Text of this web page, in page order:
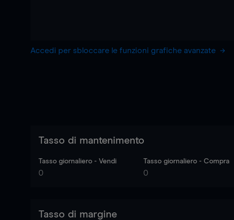
Accedi per sbloccare le funzioni grafiche avanzate
Tasso di mantenimento
Tasso giornaliero - Vendi
0
Tasso giornaliero - Compra
0
Tasso di margine